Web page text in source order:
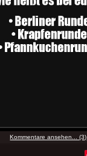
Kommentare ansehen... (3)